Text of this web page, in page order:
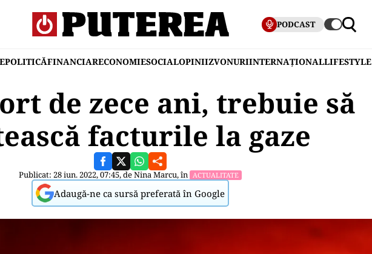
PODCAST
POLITICĂFINANCIARECONOMIESOCIALOPINIIZVONURIINTERNAȚIONALLIFESTYLE
de zece ani, trebuie să
facturile la gaze
Publicat: 28 iun. 2022, 07:45, deNina Marcu, în ACTUALITATE
Adaugă-ne ca sursă preferată în Google